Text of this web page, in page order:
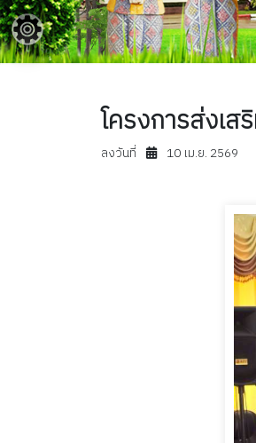
โครงการส่งเ
ลงวันที่ 10 เม.ย. 2569